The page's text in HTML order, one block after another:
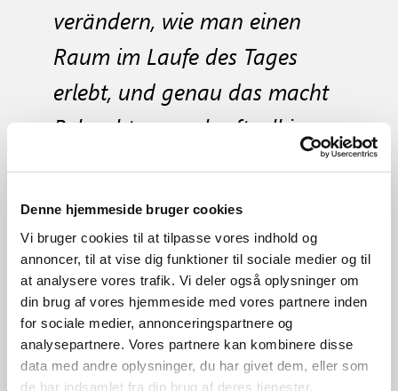
Denne hjemmeside bruger cookies
Vi bruger cookies til at tilpasse vores indhold og
annoncer, til at vise dig funktioner til sociale medier og til
at analysere vores trafik. Vi deler også oplysninger om
din brug af vores hjemmeside med vores partnere inden
for sociale medier, annonceringspartnere og
analysepartnere. Vores partnere kan kombinere disse
data med andre oplysninger, du har givet dem, eller som
de har indsamlet fra din brug af deres tjenester.
verändern, wie man einen
Raum im Laufe des Tages
erlebt, und genau das macht
Beleuchtung so kraftvoll im